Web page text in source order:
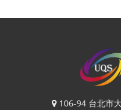
106-94 台北市